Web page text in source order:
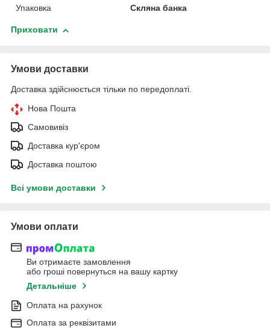
Упаковка
Скляна банка
Приховати
Умови доставки
Доставка здійснюється тільки по передоплаті.
Нова Пошта
Самовивіз
Доставка кур'єром
Доставка поштою
Всі умови доставки
Умови оплати
Ви отримаєте замовлення
або гроші повернуться на вашу картку
Детальніше
Оплата на рахунок
Оплата за реквізитами